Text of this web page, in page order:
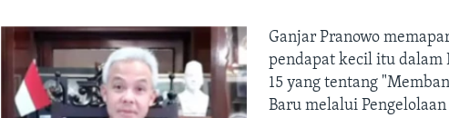
Ganjar Pranowo
pendapat kecil itu dalam
15 yang tentang
Baru melalui